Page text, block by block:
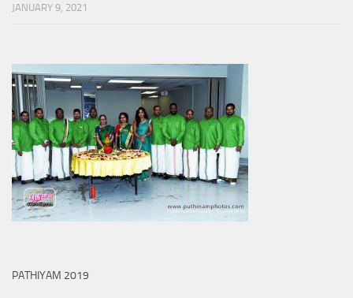
JANUARY 9, 2021
PATHIYAM 2019